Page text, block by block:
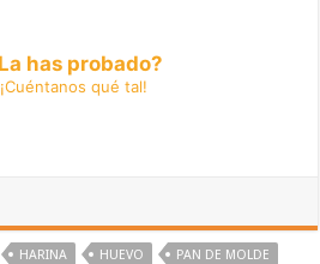
has probado?
¡Cuéntanos qué tal!
HARINA HUEVO
PAN DE MOLDE